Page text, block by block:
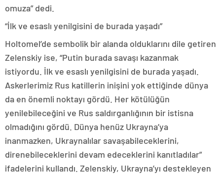
omuza” dedi.
“İlk ve esaslı yenilgisini de burada yaşadı”
Holtomel’de sembolik bir alanda olduklarını dile getiren
Zelenskiy ise, “Putin burada savaşı kazanmak
istiyordu. İlk ve esaslı yenilgisini de burada yaşadı.
Askerlerimiz Rus katillerin inişini yok ettiğinde dünya
da en önemli noktayı gördü. Her kötülüğün
yenilebileceğini ve Rus saldırganlığının bir istisna
olmadığını gördü. Dünya henüz Ukrayna’ya
inanmazken, Ukraynalılar savaşabileceklerini,
direnebileceklerini devam edeceklerini kanıtladılar”
ifadelerini kullandı. Zelenskiy, Ukrayna’yı destekleyen